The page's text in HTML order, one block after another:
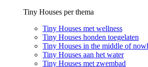
Tiny Houses per thema
Tiny Houses met wellness
Tiny Houses honden toegelaten
Tiny Houses in the middle of
Tiny Houses aan het water
Tiny Houses met zwembad